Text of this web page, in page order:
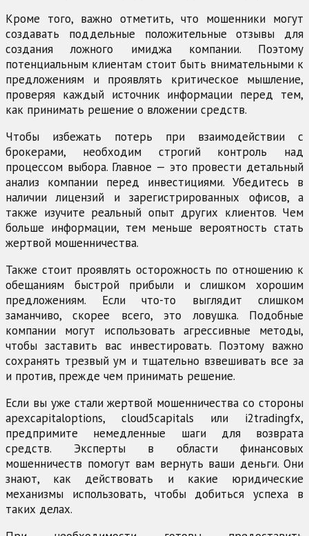
Кроме того, важно отметить, что мошенники могут
создавать поддельные положительные отзывы для
создания ложного имиджа компании. Поэтому
потенциальным клиентам стоит быть внимательными к
предложениям и проявлять критическое мышление,
проверяя каждый источник информации перед тем,
как принимать решение о вложении средств.
Чтобы избежать потерь при взаимодействии с
брокерами, необходим строгий контроль над
процессом выбора. Главное — это провести детальный
анализ компании перед инвестициями. Убедитесь в
наличии лицензий и зарегистрированных офисов, а
также изучите реальный опыт других клиентов. Чем
больше информации, тем меньше вероятность стать
жертвой мошенничества.
Также стоит проявлять осторожность по отношению к
обещаниям быстрой прибыли и слишком хорошим
предложениям. Если что-то выглядит слишком
заманчиво, скорее всего, это ловушка. Подобные
компании могут использовать агрессивные методы,
чтобы заставить вас инвестировать. Поэтому важно
сохранять трезвый ум и тщательно взвешивать все за
и против, прежде чем принимать решение.
Если вы уже стали жертвой мошенничества со стороны
apexcapitaloptions, cloud5capitals или i2tradingfx,
предпримите немедленные шаги для возврата
средств. Эксперты в области финансовых
мошенничеств помогут вам вернуть ваши деньги. Они
знают, как действовать и какие юридические
механизмы использовать, чтобы добиться успеха в
таких делах.